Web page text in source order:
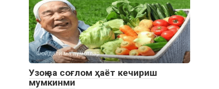
Фойдали ма'лумотлар
Узоқ ва соғлом ҳаёт кечириш
мумкинми